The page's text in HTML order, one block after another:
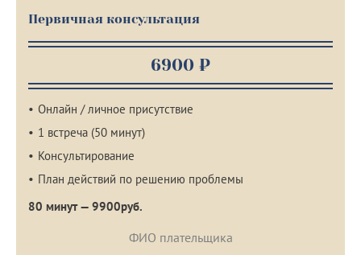
Первичная консультация
6900 ₽
Онлайн / личное присутствие
1 встреча (50 минут)
Консультирование
План действий по решению проблемы
80 минут — 9900руб.